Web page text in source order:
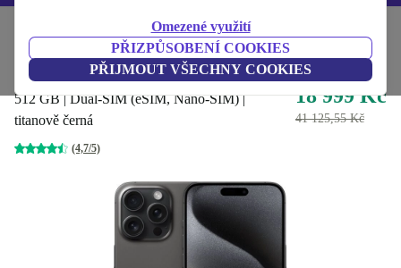
Omezené využití
PŘIZPŮSOBENÍ COOKIES
PŘIJMOUT VŠECHNY COOKIES
Mobily a smartphony iPhony
iPhone 15 Pro Max
512 GB | Dual-SIM (eSIM, Nano-SIM) |
titanově černá
(4,7/5)
18 999 Kč
41 125,55 Kč